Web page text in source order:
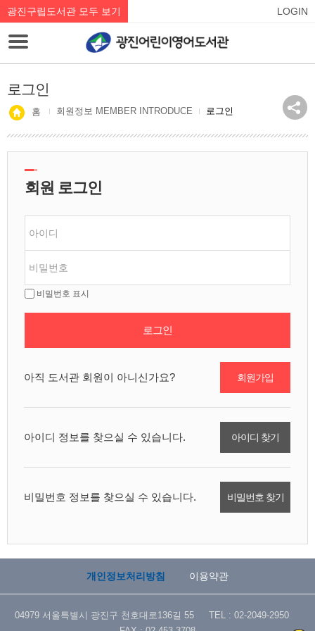
광진구립도서관 모두 보기 LOGIN
로그인
홈 회원정보 MEMBER INTRODUCE 로그인
회원 로그인
비밀번호 표시
로그인
아직 도서관 회원이 아니신가요? 회원가입
아이디 정보를 찾으실 수 있습니다. 아이디 찾기
비밀번호 정보를 찾으실 수 있습니다. 비밀번호 찾기
개인정보처리방침 이용약관
04979 서울특별시 광진구 천호대로136길 55 TEL : 02-2049-2950